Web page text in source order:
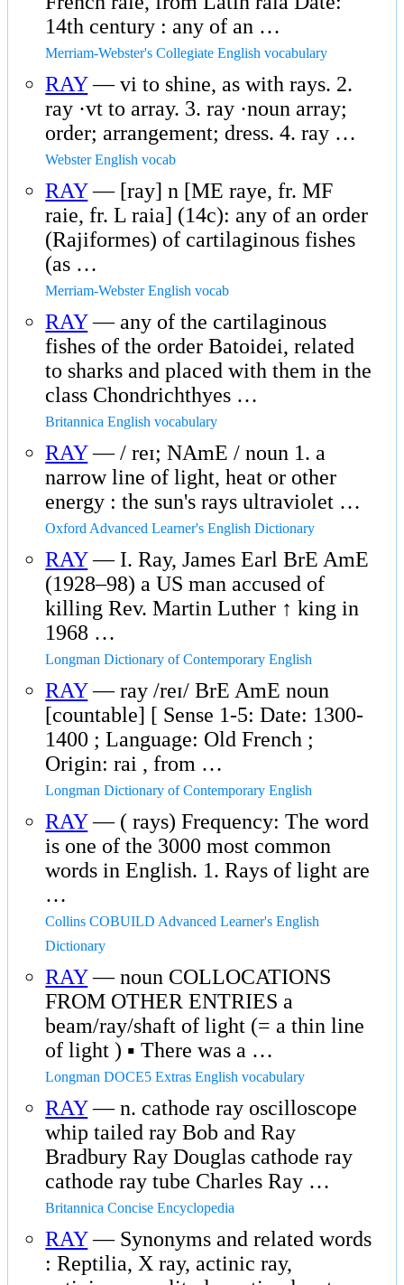
14th century : any of an …
Merriam-Webster's Collegiate English vocabulary
RAY— vi to shine, as with rays. 2.
ray ·vt to array. 3. ray ·noun array;
order; arrangement; dress. 4. ray …
Webster English vocab
RAY— [ray] n [ME raye, fr. MF
raie, fr. L raia] (14c): any of an order
(Rajiformes) of cartilaginous fishes
(as …
Merriam-Webster English vocab
RAY— any of the cartilaginous
fishes of the order Batoidei, related
to sharks and placed with them in the
class Chondrichthyes …
Britannica English vocabulary
RAY— / reɪ; NAmE / noun 1. a
narrow line of light, heat or other
energy : the sun's rays ultraviolet …
Oxford Advanced Learner's English Dictionary
RAY— I. Ray, James Earl BrE AmE
(1928–98) a US man accused of
killing Rev. Martin Luther ↑ king in
1968 …
Longman Dictionary of Contemporary English
RAY— ray /reɪ/ BrE AmE noun
[countable] [ Sense 1-5: Date: 1300-
1400 ; Language: Old French ;
Origin: rai , from …
Longman Dictionary of Contemporary English
RAY— ( rays) Frequency: The word
is one of the 3000 most common
words in English. 1. Rays of light are
…
Collins COBUILD Advanced Learner's English
Dictionary
RAY— noun COLLOCATIONS
FROM OTHER ENTRIES a
beam/ray/shaft of light (= a thin line
of light ) ▪ There was a …
Longman DOCE5 Extras English vocabulary
RAY— n. cathode ray oscilloscope
whip tailed ray Bob and Ray
Bradbury Ray Douglas cathode ray
cathode ray tube Charles Ray …
Britannica Concise Encyclopedia
RAY— Synonyms and related words
: Reptilia, X ray, actinic ray,